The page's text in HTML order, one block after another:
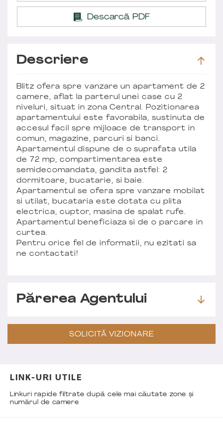
Descarcă PDF
Descriere
Blitz ofera spre vanzare un apartament de 2
camere, aflat la parterul unei case cu 2
niveluri, situat in zona Central. Pozitionarea
apartamentului este favorabila, sustinuta de
accesul facil spre mijloace de transport in
comun, magazine, parcuri si banci.
Apartamentul dispune de o suprafata utila
de 72 mp, compartimentarea este
semidecomandata, gandita astfel: 2
dormitoare, bucatarie, si baie.
Apartamentul se ofera spre vanzare mobilat
si utilat, bucataria este dotata cu plita
electrica, cuptor, masina de spalat rufe.
Apartamentul beneficiaza si de o parcare in
curtea.
Pentru orice fel de informatii, nu ezitati sa
ne contactati!
Părerea Agentului
SOLICITĂ VIZIONARE
LINK-URI UTILE
Linkuri rapide filtrate după cele mai căutate zone și
numărul de camere